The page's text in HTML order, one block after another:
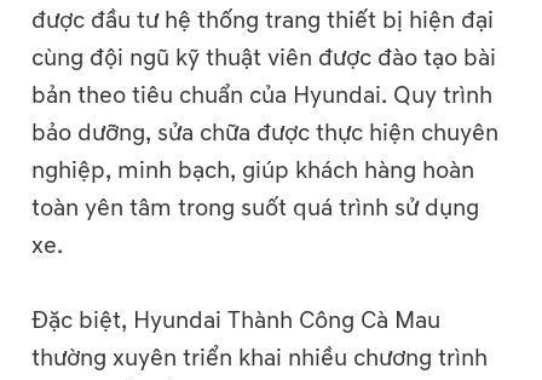
được đầu tư hệ thống trang thiết bị hiện đại
cùng đội ngũ kỹ thuật viên được đào tạo bài
bản theo tiêu chuẩn của Hyundai. Quy trình
bảo dưỡng, sửa chữa được thực hiện chuyên
nghiệp, minh bạch, giúp khách hàng hoàn
toàn yên tâm trong suốt quá trình sử dụng
xe.
Đặc biệt, Hyundai Thành Công Cà Mau
thường xuyên triển khai nhiều chương trình